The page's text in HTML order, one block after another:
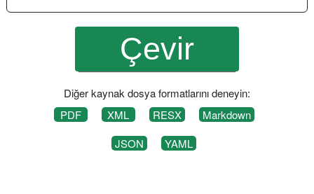
Diğer kaynak dosya formatlarını deneyin:
PDF
XML RESX
Markdown
JSON
YAML